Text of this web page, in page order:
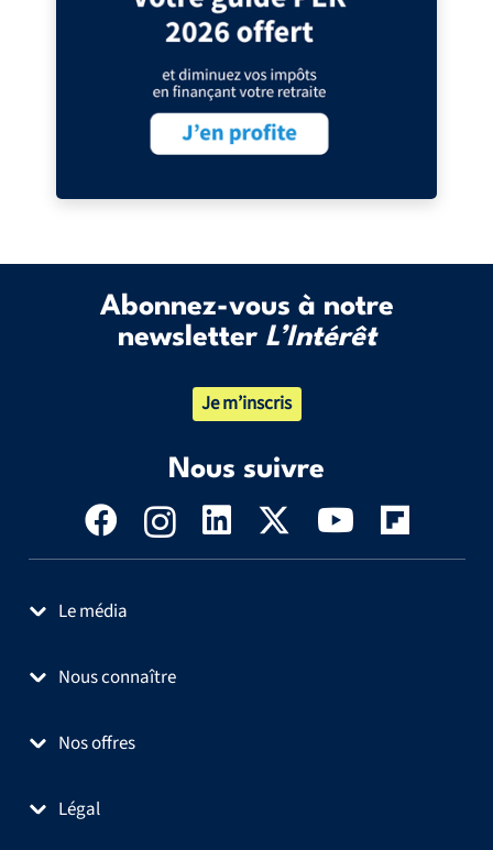
Abonnez-vous à notre
newsletter L’Intérêt
Je m’inscris
Nous suivre
Le média
Nous connaître
Nos offres
Légal